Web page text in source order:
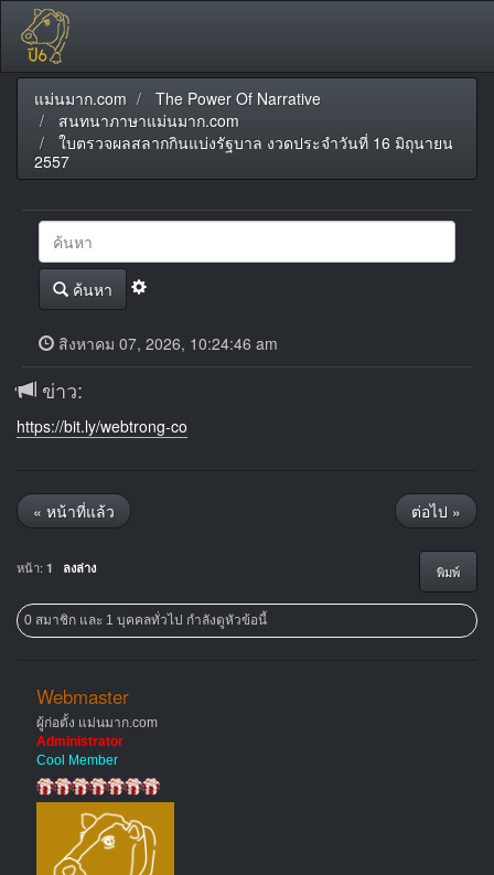
แม่นมาก.com
The Power Of Narrative
สนทนาภาษาแม่นมาก.com
ใบตรวจผลสลากกินแบ่งรัฐบาล งวดประจำวันที่ 16 มิถุนายน
2557
ค้นหา
สิงหาคม 07, 2026, 10:24:46 am
ข่าว:
https://bit.ly/webtrong-co
« หน้าที่แล้ว ต่อไป »
พิมพ์
หน้า: 1 ลงล่าง
0 สมาชิก และ 1 บุคคลทั่วไป กำลังดูหัวข้อนี้
Webmaster
ผู้ก่อตั้ง แม่นมาก.com
Administrator
Cool Member